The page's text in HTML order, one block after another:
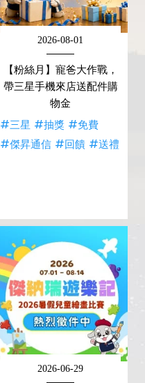
2026-08-01
【粉絲月】寵爸大作戰，
帶三星手機來店送配件購
物金
#三星 #抽獎 #免費
#傑昇通信 #回饋 #送禮
2026-06-29